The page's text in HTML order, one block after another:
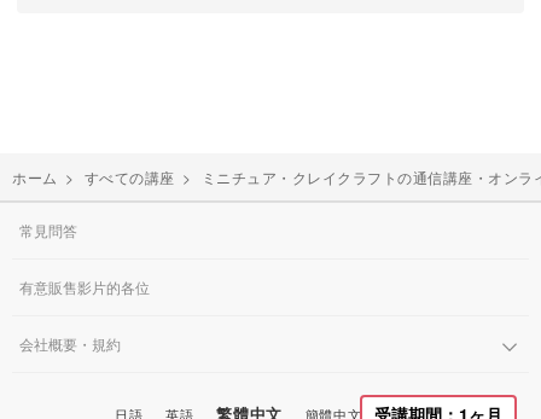
ホーム > すべての講座 > ミニチュア・クレイクラフトの通信講座・オンラ
受講期間：1ヶ月
常見問答
有意販售影片的各位
会社概要・規約
日語 英語 繁體中文 簡體中文 韓國語